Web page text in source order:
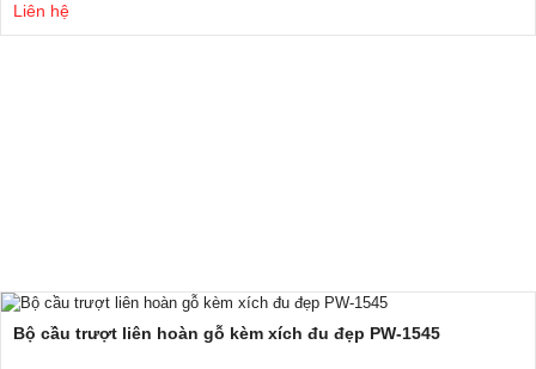
Liên hệ
Bộ cầu trượt liên hoàn gỗ kèm xích đu đẹp PW-1545